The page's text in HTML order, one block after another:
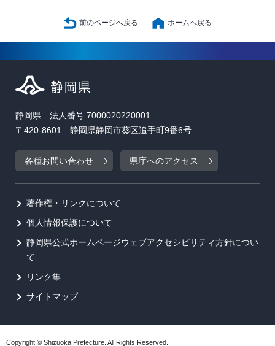
前のページへ戻る ホームへ戻る
静岡県 法人番号 7000020220001
〒420-8601 静岡県静岡市葵区追手町9番6号
各種お問い合わせ 県庁へのアクセス
著作権・リンクについて
個人情報保護について
静岡県公式ホームページウェブアクセシビリティ方針につい
て
リンク集
サイトマップ
Copyright © Shizuoka Prefecture. All Rights Reserved.